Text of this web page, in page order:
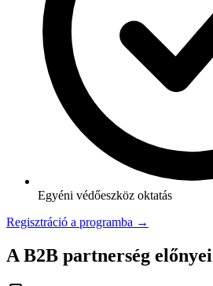
Egyéni védőeszköz oktatás
Regisztráció a programba →
A B2B partnerség előnyei